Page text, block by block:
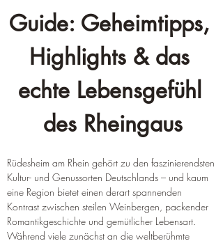
Guide: Geheimtipps,
Highlights & das
echte Lebensgefühl
des Rheingaus
Rüdesheim am Rhein gehört zu den faszinierendsten
Kultur- und Genussorten Deutschlands – und kaum
eine Region bietet einen derart spannenden
Kontrast zwischen steilen Weinbergen, packender
Romantikgeschichte und gemütlicher Lebensart.
Während viele zunächst an die weltberühmte